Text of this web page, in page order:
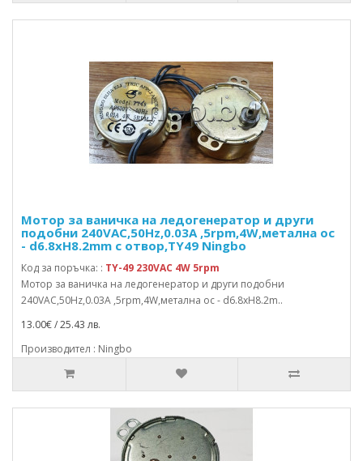
Мотор за ваничка на ледогенератор и други
подобни 240VAC,50Hz,0.03A ,5rpm,4W,метална ос
- d6.8xH8.2mm с отвор,TY49 Ningbo
Код за поръчка: : TY-49 230VAC 4W 5rpm
Мотор за ваничка на ледогенератор и други подобни
240VAC,50Hz,0.03A ,5rpm,4W,метална ос - d6.8xH8.2m..
13.00€ / 25.43 лв.
Производител : Ningbo